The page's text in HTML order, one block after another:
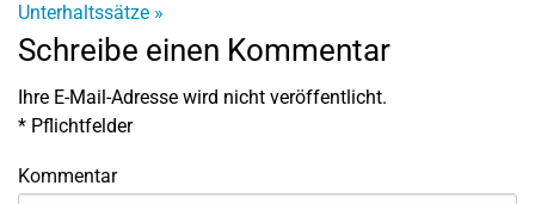
Unterhaltssätze »
Schreibe einen Kommentar
Ihre E-Mail-Adresse wird nicht veröffentlicht.
* Pflichtfelder
Kommentar